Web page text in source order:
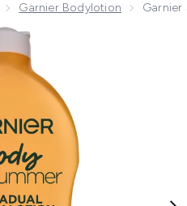
Garnier Bodylotion
Body Hydraterende